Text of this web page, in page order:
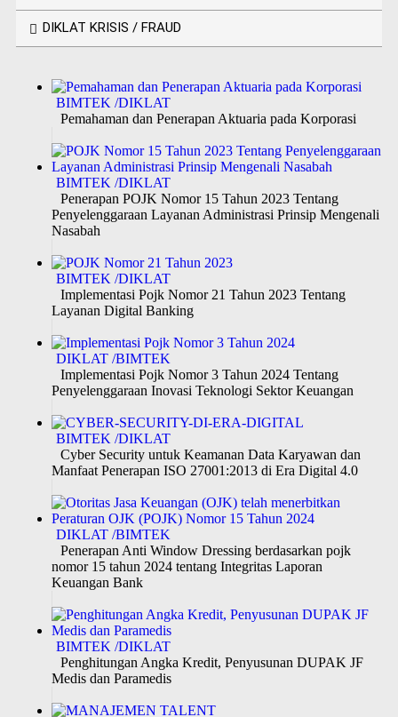
DIKLAT KRISIS / FRAUD
BIMTEK /DIKLAT
Pemahaman dan Penerapan Aktuaria pada Korporasi
BIMTEK /DIKLAT
Penerapan POJK Nomor 15 Tahun 2023 Tentang
Penyelenggaraan Layanan Administrasi Prinsip Mengenali
Nasabah
BIMTEK /DIKLAT
Implementasi Pojk Nomor 21 Tahun 2023 Tentang
Layanan Digital Banking
DIKLAT /BIMTEK
Implementasi Pojk Nomor 3 Tahun 2024 Tentang
Penyelenggaraan Inovasi Teknologi Sektor Keuangan
BIMTEK /DIKLAT
Cyber Security untuk Keamanan Data Karyawan dan
Manfaat Penerapan ISO 27001:2013 di Era Digital 4.0
DIKLAT /BIMTEK
Penerapan Anti Window Dressing berdasarkan pojk
nomor 15 tahun 2024 tentang Integritas Laporan
Keuangan Bank
BIMTEK /DIKLAT
Penghitungan Angka Kredit, Penyusunan DUPAK JF
Medis dan Paramedis